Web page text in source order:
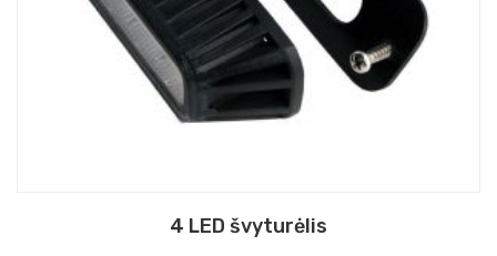
4 LED švyturėlis